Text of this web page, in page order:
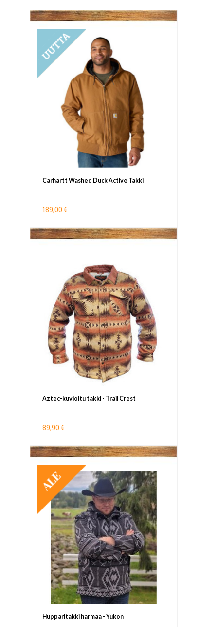
Carhartt Washed Duck Active Takki
189,00 €
Aztec-kuvioitu takki - Trail Crest
89,90 €
TARJOUS
Hupparitakki harmaa - Yukon